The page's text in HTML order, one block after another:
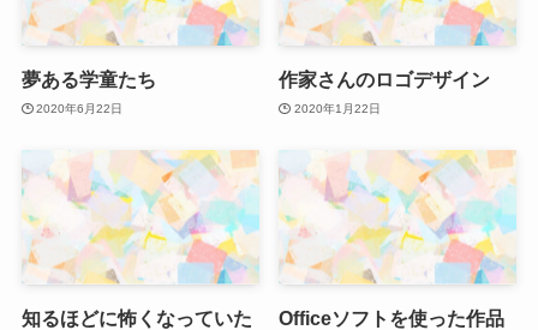
夢ある学童たち
2020年6月22日
作家さんのロゴデザイン
2020年1月22日
知るほどに怖くなっていた
Officeソフトを使った作品